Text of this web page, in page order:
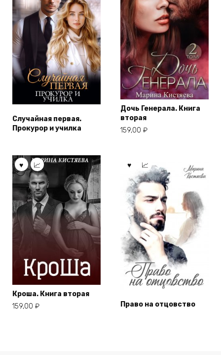
Случайная первая.
Прокурор и училка
Дочь Генерала. Книга
вторая
159,00 ₽
Кроша. Книга вторая
159,00 ₽ Право на отцовство